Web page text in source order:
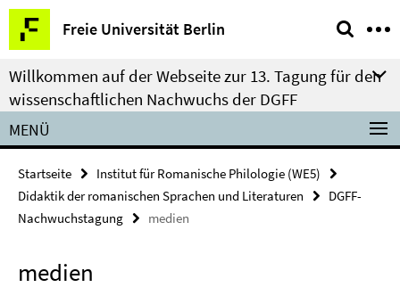
Springe
direkt
zu
Inhalt
Freie Universität Berlin
Service-
Navigation
Willkommen auf der Webseite zur 13. Tagung für den
wissenschaftlichen Nachwuchs der DGFF
MENÜ
Startseite
Institut für Romanische Philologie (WE5)
Didaktik der romanischen Sprachen und Literaturen
DGFF-
Nachwuchstagung
medien
medien